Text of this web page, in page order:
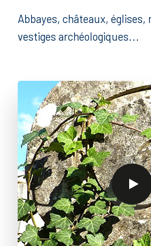
Abbayes, châteaux,
vestiges archéologiques...